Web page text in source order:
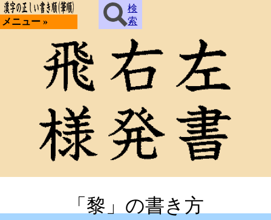
メニュー »
検
索
「黎」の書き方